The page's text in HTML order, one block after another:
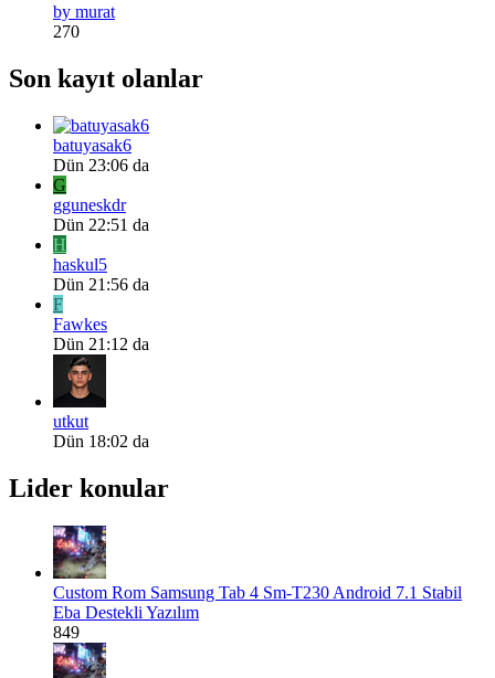
by murat
270
Son kayıt olanlar
batuyasak6
Dün 23:06 da
G
gguneskdr
Dün 22:51 da
H
haskul5
Dün 21:56 da
F
Fawkes
Dün 21:12 da
utkut
Dün 18:02 da
Lider konular
Custom Rom Samsung Tab 4 Sm-T230 Android 7.1 Stabil
Eba Destekli Yazılım
849